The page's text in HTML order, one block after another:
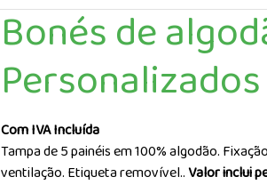
Bonés de
Personalizados
Com IVA Incluída
Tampa de 5 painéis em 100% algodão.
ventilação. Etiqueta removível..Valor inclui